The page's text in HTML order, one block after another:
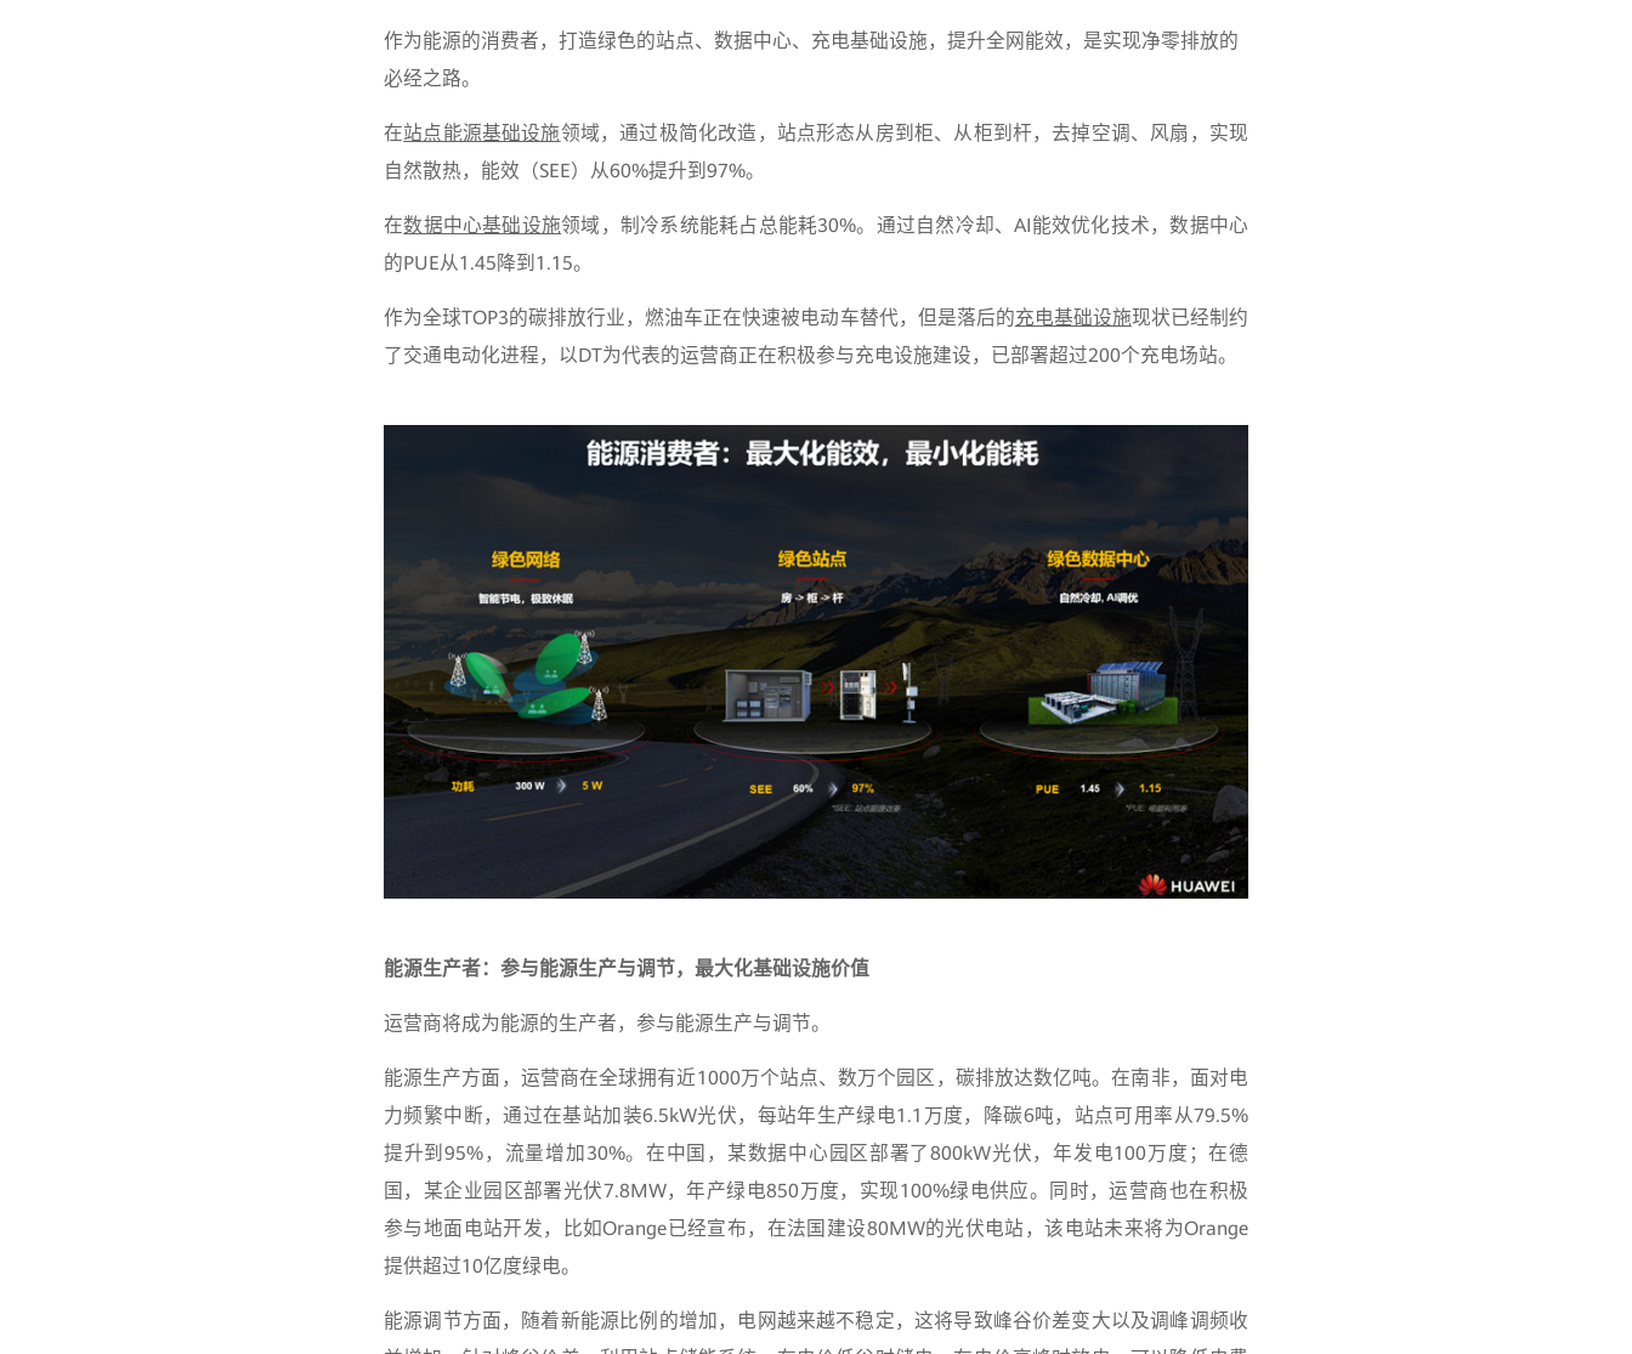
作为能源的消费者，打造绿色的站点、数据中心、充电基础设施，提升全网能效，是实现净零排放的
必经之路。
在站点能源基础设施领域，通过极简化改造，站点形态从房到柜、从柜到杆，去掉空调、风扇，实现
自然散热，能效（SEE）从60%提升到97%。
在数据中心基础设施领域，制冷系统能耗占总能耗30%。通过自然冷却、AI能效优化技术，数据中心
的PUE从1.45降到1.15。
作为全球TOP3的碳排放行业，燃油车正在快速被电动车替代，但是落后的充电基础设施现状已经制约
了交通电动化进程，以DT为代表的运营商正在积极参与充电设施建设，已部署超过200个充电场站。
能源生产者：参与能源生产与调节，最大化基础设施价值
运营商将成为能源的生产者，参与能源生产与调节。
能源生产方面，运营商在全球拥有近1000万个站点、数万个园区，碳排放达数亿吨。在南非，面对电
力频繁中断，通过在基站加装6.5kW光伏，每站年生产绿电1.1万度，降碳6吨，站点可用率从79.5%
提升到95%，流量增加30%。在中国，某数据中心园区部署了800kW光伏，年发电100万度；在德
国，某企业园区部署光伏7.8MW，年产绿电850万度，实现100%绿电供应。同时，运营商也在积极
参与地面电站开发，比如Orange已经宣布，在法国建设80MW的光伏电站，该电站未来将为Orange
提供超过10亿度绿电。
能源调节方面，随着新能源比例的增加，电网越来越不稳定，这将导致峰谷价差变大以及调峰调频收